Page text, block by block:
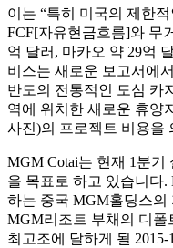
이는 “특히 미국의 제한
FCF[자유현금흐름]와 무
억 달러, 마카오 약 29억
비스는 새로운 보고서에
반도의 전통적인 도심 카
역에 위치한 새로운 휴양
사진)의 프로젝트 비용을
MGM Cotai는 현재 1분기
을 목표로 하고 있습니다
하는 중국 MGM홀딩스의
MGM리조트 부채의 디폴
최고조에 달하게 될